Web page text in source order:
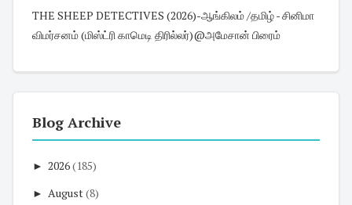
THE SHEEP DETECTIVES (2026)-ஆங்கிலம் /தமிழ் - சினிமா
விமர்சனம் (மிஸ்ட்ரி காமெடி திரில்லர்)@அமேசான் பிரைம்
Blog Archive
► 2026(185)
► August(8)